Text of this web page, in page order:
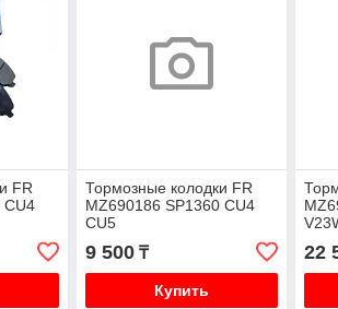
FR
CU4
Тормозные колодки FR
MZ690186 SP1360 CU4
CU5
9 500₸
Купить
22